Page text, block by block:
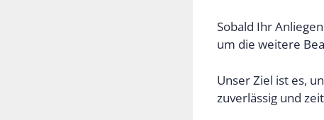
Sobald Ihr
um die weitere
Unser Ziel ist es,
zuverlässig und